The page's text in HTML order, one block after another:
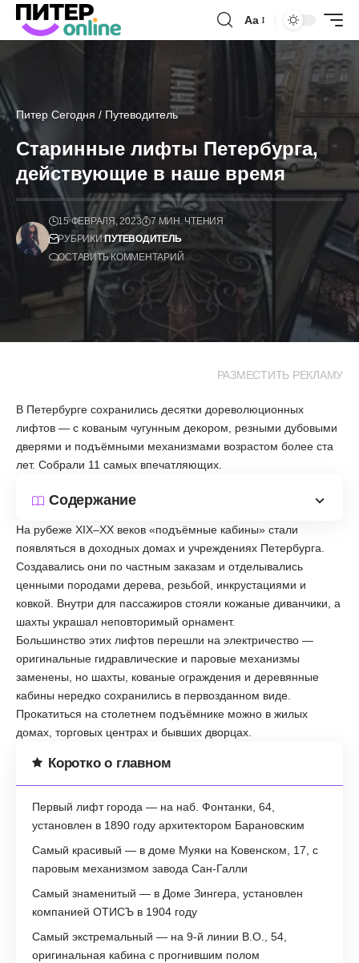
Аа
Питер Сегодня / Путеводитель
Старинные лифты Петербурга,
действующие в наше время
15 ФЕВРАЛЯ, 2023
7 МИН. ЧТЕНИЯ
РУБРИКИ:ПУТЕВОДИТЕЛЬ
ОСТАВИТЬ КОММЕНТАРИЙ
РАЗМЕСТИТЬ РЕКЛАМУ
В Петербурге сохранились десятки дореволюционных
лифтов — с кованым чугунным декором, резными дубовыми
дверями и подъёмными механизмами возрастом более ста
лет. Собрали 11 самых впечатляющих.
Содержание
На рубеже XIX–XX веков «подъёмные кабины» стали
появляться в доходных домах и учреждениях Петербурга.
Создавались они по частным заказам и отделывались
ценными породами дерева, резьбой, инкрустациями и
ковкой. Внутри для пассажиров стояли кожаные диванчики, а
шахты украшал неповторимый орнамент.
Большинство этих лифтов перешли на электричество —
оригинальные гидравлические и паровые механизмы
заменены, но шахты, кованые ограждения и деревянные
кабины нередко сохранились в первозданном виде.
Прокатиться на столетнем подъёмнике можно в жилых
домах, торговых центрах и бывших дворцах.
Коротко о главном
Первый лифт города — на наб. Фонтанки, 64,
установлен в 1890 году архитектором Барановским
Самый красивый — в доме Муяки на Ковенском, 17, с
паровым механизмом завода Сан-Галли
Самый знаменитый — в Доме Зингера, установлен
компанией ОТИСЪ в 1904 году
Самый экстремальный — на 9-й линии В.О., 54,
оригинальная кабина с прогнившим полом